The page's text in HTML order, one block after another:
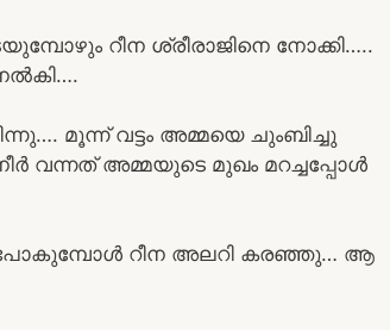
റീന ശ്രീരാജിനെ നോക്കി…..
മൂന്ന് വട്ടം അമ്മയെ ചുംബിച്ചു
വന്നത് അമ്മയുടെ മുഖം മറച്ചപ്പോൾ
റീന അലറി കരഞ്ഞു… ആ